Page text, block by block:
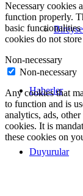
Haberler
Duyurular
Necessary cookies
function properly.
basic functionalities
cookies do not
Non-necessary
Non-necessary
Any cookies that
to function and is
analytics, ads, other
cookies. It is
these cookies on